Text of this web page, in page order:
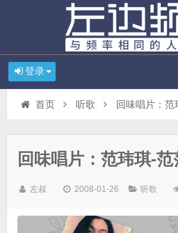
登录
首页 听歌 回味唱片：
回味唱片：范玮琪-
左叔 2008-01-26 听歌